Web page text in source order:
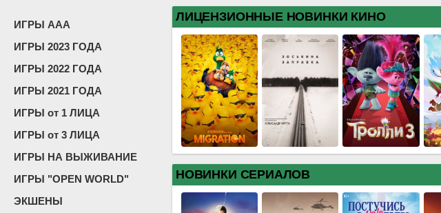
ИГРЫ ААА
ИГРЫ 2023 ГОДА
ИГРЫ 2022 ГОДА
ИГРЫ 2021 ГОДА
ИГРЫ от 1 ЛИЦА
ИГРЫ от 3 ЛИЦА
ИГРЫ НА ВЫЖИВАНИЕ
ИГРЫ "OPEN WORLD"
ЭКШЕНЫ
ЛИЦЕНЗИОННЫЕ НОВИНКИ КИНО
НОВИНКИ СЕРИАЛОВ